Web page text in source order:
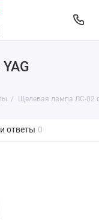
Щелевая лампа ЛС-02
ответы 0